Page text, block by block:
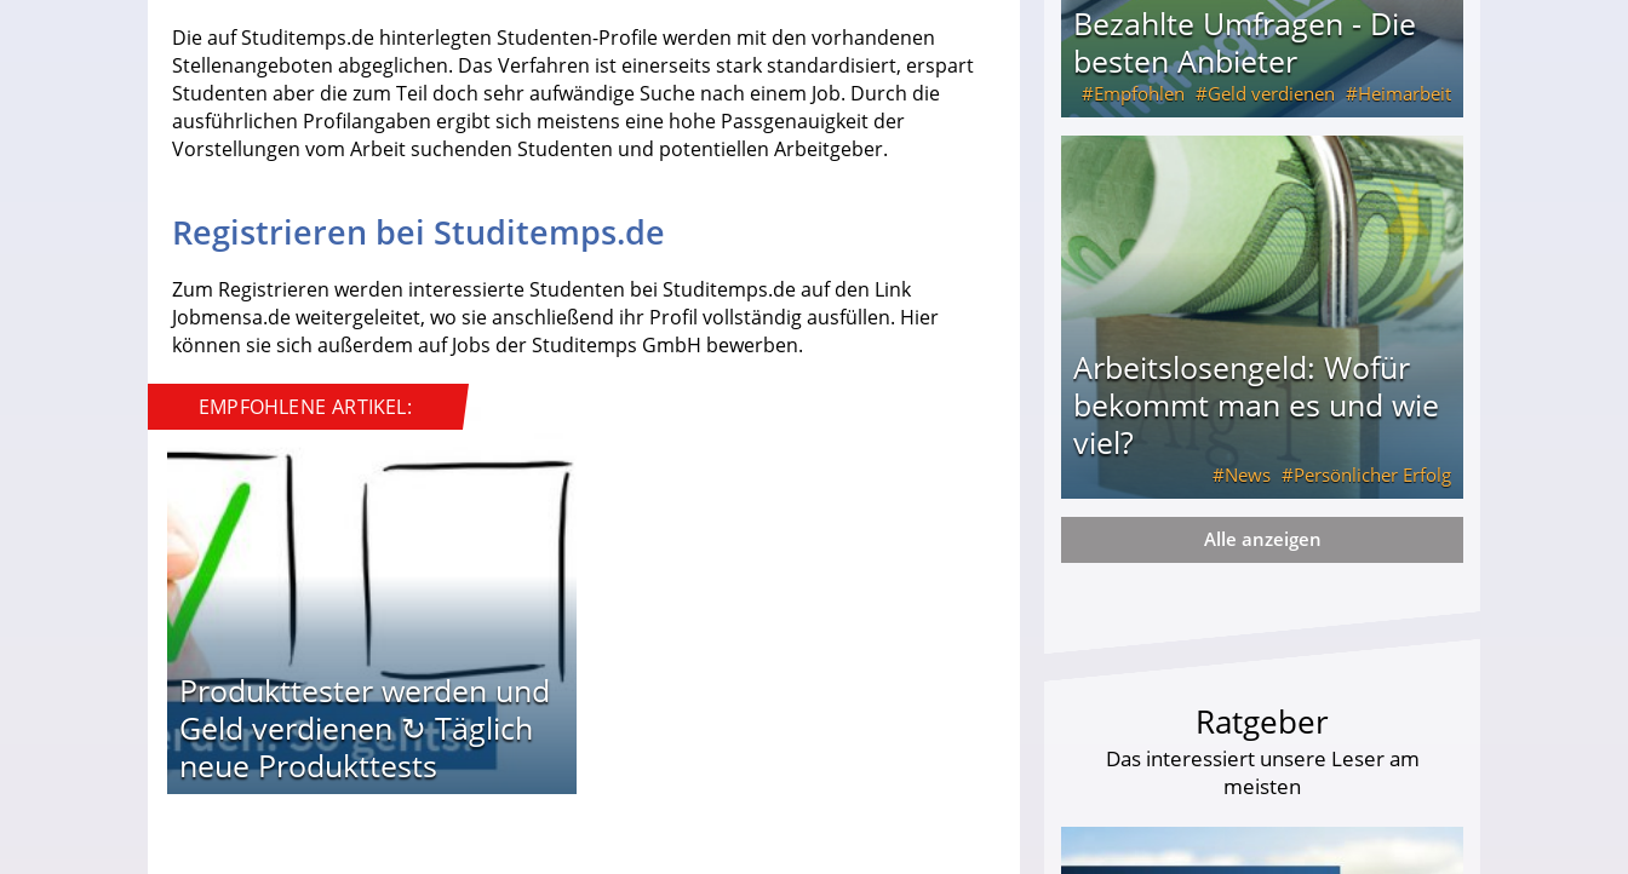
Die auf Studitemps.de hinterlegten Studenten-Profile werden mit den vorhandenen
Stellenangeboten abgeglichen. Das Verfahren ist einerseits stark standardisiert, erspart
Studenten aber die zum Teil doch sehr aufwändige Suche nach einem Job. Durch die
ausführlichen Profilangaben ergibt sich meistens eine hohe Passgenauigkeit der
Vorstellungen vom Arbeit suchenden Studenten und potentiellen Arbeitgeber.
Registrieren bei Studitemps.de
Zum Registrieren werden interessierte Studenten bei Studitemps.de auf den Link
Jobmensa.de weitergeleitet, wo sie anschließend ihr Profil vollständig ausfüllen. Hier
können sie sich außerdem auf Jobs der Studitemps GmbH bewerben.
EMPFOHLENE ARTIKEL:
Produkttester werden und
Geld verdienen ↻ Täglich
neue Produkttests
Bezahlte Umfragen - Die
besten Anbieter
Empfohlen Geld verdienen Heimarbeit
Arbeitslosengeld: Wofür
bekommt man es und wie
viel?
News Persönlicher Erfolg
Arbeitslosengeld: Wofür bekommt man es und wie viel?
Alle anzeigen
Ratgeber
Das interessiert unsere Leser am
meisten